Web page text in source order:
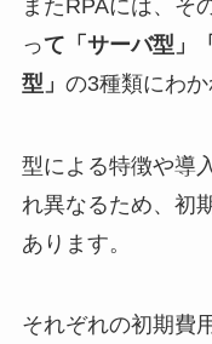
またRPAには、そ
って「サーバ型」
型」 の3種類にわか
型による特徴や導
れ異なるため、初
あります。
それぞれの初期費